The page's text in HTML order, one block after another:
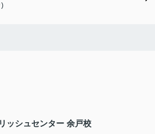
)
ッシュセンター 余戸校